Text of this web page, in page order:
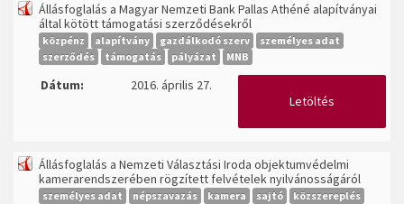
Állásfoglalás a Magyar Nemzeti Bank Pallas Athéné alapítványai
által kötött támogatási szerződésekről
közpénz alapítvány gazdálkodó szerv
személyes adat
szerződés
támogatás pályázat MNB
Dátum:
2016. április 27.
Letöltés
Állásfoglalás a Nemzeti Választási Iroda objektumvédelmi
kamerarendszerében rögzített felvételek nyilvánosságáról
személyes adat népszavazás kamera sajtó
közszereplés